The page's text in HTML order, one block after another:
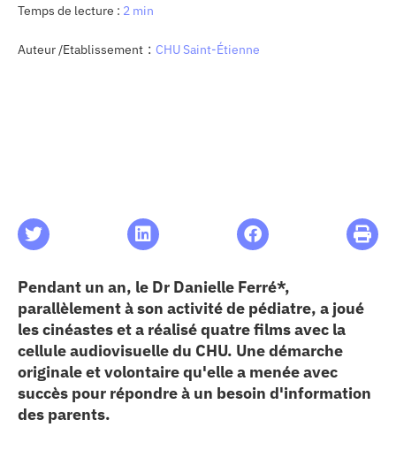
nous
santé
au CHU
2 min
Auteur /Etablissement : CHU Saint-Étienne
Pendant un an, le Dr Danielle Ferré*,
parallèlement à son activité de pédiatre, a joué
les cinéastes et a réalisé quatre films avec la
cellule audiovisuelle du CHU. Une démarche
originale et volontaire qu'elle a menée avec
succès pour répondre à un besoin d'information
des parents.